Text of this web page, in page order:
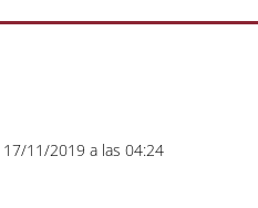
17/11/2019 a las 04:24